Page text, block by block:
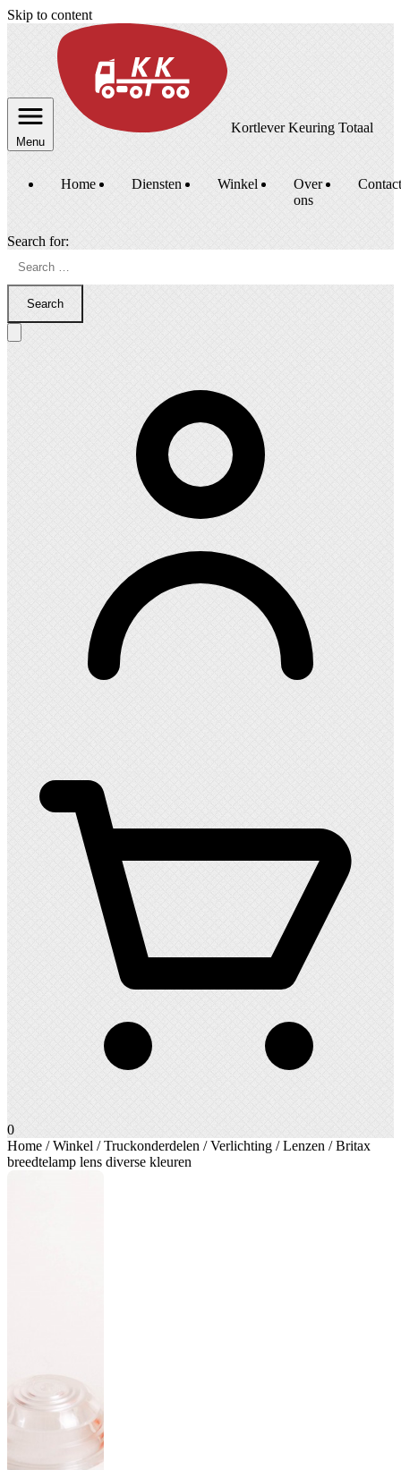
Skip to content
Menu
Kortlever Keuring Totaal
Home Diensten Winkel
Over
ons
Contact
Search for:
Search
0
Home /Winkel /Truckonderdelen /Verlichting /Lenzen / Britax
breedtelamp lens diverse kleuren